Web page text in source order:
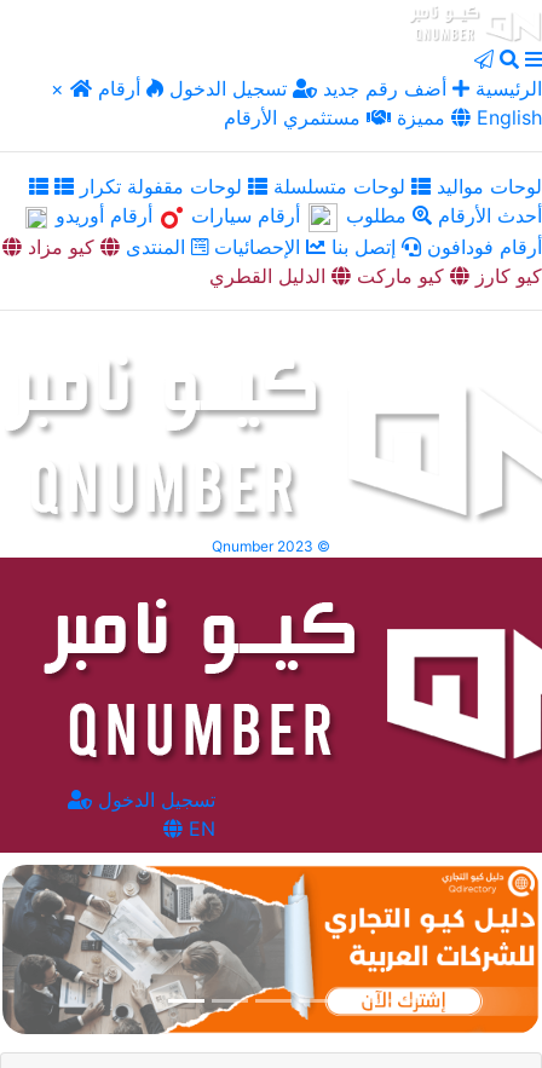
× الرئيسية أضف رقم جديد تسجيل الدخول
أرقام
مميزة
مستثمري الأرقام English
لوحات مواليد لوحات متسلسلة
لوحات مقفولة تكرار
أحدث الأرقام
مطلوب أرقام سيارات
أرقام أوريدو
أرقام فودافون
إتصل بنا الإحصائيات المنتدى
كيو مزاد
كيو كارز
كيو ماركت الدليل القطري
Qnumber 2023 ©
تسجيل الدخول
EN